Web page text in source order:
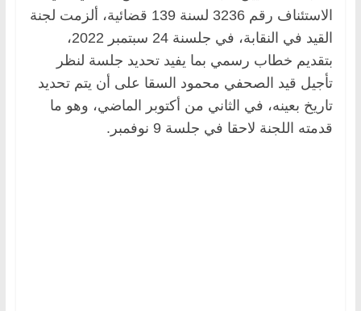
الاستئناف رقم 3236 لسنة 139 قضائية، ألزمت لجنة
القيد في النقابة، في جلسنة 24 سبتمبر 2022،
بتقديم خطاب رسمي بما يفيد تحديد جلسة لنظر
تأجيل قيد الصحفي محمود السقا على أن يتم تحديد
تاريخ بعينه، في الثاني من أكتوبر الماضي، وهو ما
قدمته اللجنة لاحقا في جلسة 9 نوفمبر.